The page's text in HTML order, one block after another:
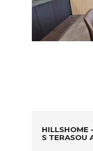
HILLSHOME
S TERASOU